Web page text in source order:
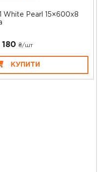
White Pearl 15×600x8
180 ₴/шт
КУПИТИ